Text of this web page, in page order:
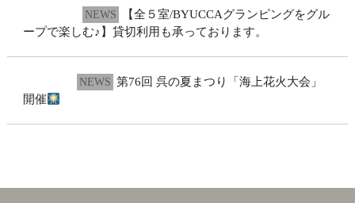
NEWS
【全５室/BYUCCAグランピングをグル
ープで楽しむ♪】貸切利用も承っております。
NEWS 第76回 呉の夏まつり「海上花火大会」
開催